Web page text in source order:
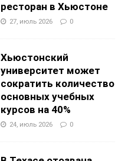
ресторан в Хьюстоне
27, июль 2026 0
Хьюстонский
университет может
сократить количество
основных учебных
курсов на 40%
24, июль 2026 0